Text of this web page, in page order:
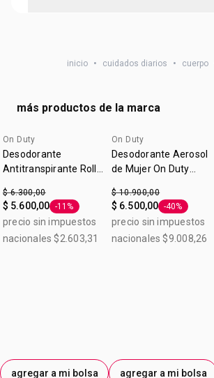
esos días activos, intensos, en que no
inicio • cuidados diarios • cuerpo
más productos de la marca
On Duty
Desodorante
Antitranspirante Roll-
Aclarador 50ml
$ 6.300,00
$ 5.600,00 Etiqueta -11%
-11%
precio sin impuestos
nacionales $2.603,31
agregar a mi bolsa
On Duty
Desodorante Aerosol
de Mujer On Duty
$ 10.900,00
$ 6.500,00 Etiqueta -40%
-40%
precio sin impuestos
nacionales $9.008,26
agregar a mi bolsa